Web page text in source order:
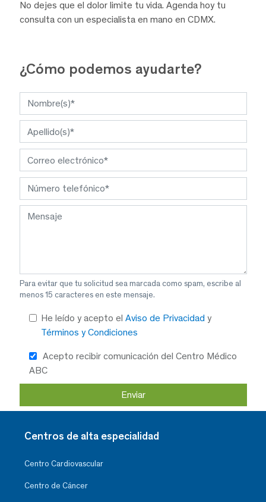
No dejes que el dolor limite tu vida. Agenda hoy tu
consulta con un especialista en mano en CDMX.
¿Cómo podemos ayudarte?
Para evitar que tu solicitud sea marcada como spam, escribe al
menos 15 caracteres en este mensaje.
He leído y acepto el Aviso de Privacidad y
Términos y Condiciones
Acepto recibir comunicación del Centro Médico
ABC
Centros de alta especialidad
Centro Cardiovascular
Centro de Cáncer